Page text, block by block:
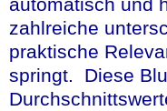
zahlreiche
praktische
springt. Diese